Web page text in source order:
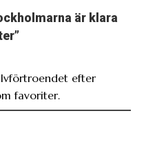
är klara
efter
favoriter.